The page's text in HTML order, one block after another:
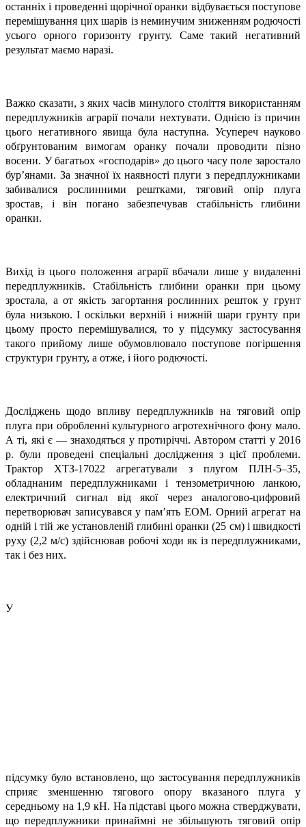
останніх і проведенні щорічної оранки відбувається поступове
перемішування цих шарів із неминучим зниженням родючості
усього орного горизонту грунту. Саме такий негативний
результат маємо наразі.
Важко сказати, з яких часів минулого століття використанням
передплужників аграрії почали нехтувати. Однією із причин
цього негативного явища була наступна. Усупереч науково
обґрунтованим вимогам оранку почали проводити пізно
восени. У багатьох «господарів» до цього часу поле заростало
бур’янами. За значної їх наявності плуги з передплужниками
забивалися рослинними рештками, тяговий опір плуга
зростав, і він погано забезпечував стабільність глибини
оранки.
Вихід із цього положення аграрії вбачали лише у видаленні
передплужників. Стабільність глибини оранки при цьому
зростала, а от якість загортання рослинних решток у грунт
була низькою. І оскільки верхній і нижній шари грунту при
цьому просто перемішувалися, то у підсумку застосування
такого прийому лише обумовлювало поступове погіршення
структури грунту, а отже, і його родючості.
Досліджень щодо впливу передплужників на тяговий опір
плуга при обробленні культурного агротехнічного фону мало.
А ті, які є — знаходяться у протиріччі. Автором статті у 2016
р. були проведені спеціальні дослідження з цієї проблеми.
Трактор ХТЗ-17022 агрегатували з плугом ­ПЛН-5–35,
обладнаним передплужниками і тензометричною ланкою,
електричний сигнал від якої через аналогово-цифровий
перетворювач записувався у пам’ять ЕОМ. Орний агрегат на
одній і тій же установленій глибині оранки (25 см) і швидкості
руху (2,2 м/с) здійснював робочі ходи як із передплужниками,
так і без них.
У
підсумку було встановлено, що застосування передплужників
сприяє зменшенню тягового опору вказаного плуга у
середньому на 1,9 кН. На підставі цього можна стверджувати,
що передплужники принаймні не збільшують тяговий опір